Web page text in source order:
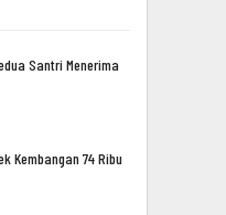
Santri Menerima
Kembangan 74 Ribu